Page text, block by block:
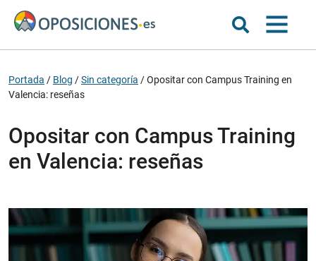
Portada / Blog /Sin categoría /Opositar con Campus Training en
Valencia: reseñas
Opositar con Campus Training
en Valencia: reseñas